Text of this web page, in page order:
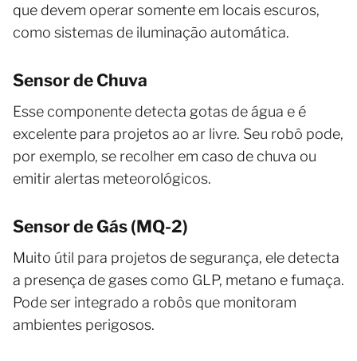
que devem operar somente em locais escuros,
como sistemas de iluminação automática.
Sensor de Chuva
Esse componente detecta gotas de água e é
excelente para projetos ao ar livre. Seu robô pode,
por exemplo, se recolher em caso de chuva ou
emitir alertas meteorológicos.
Sensor de Gás (MQ-2)
Muito útil para projetos de segurança, ele detecta
a presença de gases como GLP, metano e fumaça.
Pode ser integrado a robôs que monitoram
ambientes perigosos.